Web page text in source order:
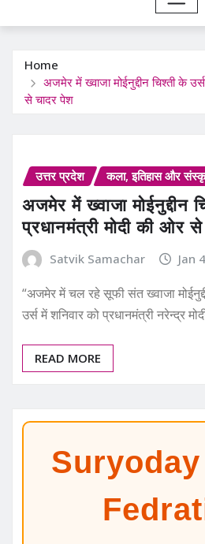
Home
अजमेर में ख्वाजा मोईनुद्दीन चिश्ती के
से चादर पेश
उत्तर प्रदेश कला, इतिहास और
अजमेर में ख्वाजा मोईनुद्दीन
प्रधानमंत्री मोदी की ओर
Satvik Samachar Jan
“अजमेर में चल रहे सूफी संत ख्वाजा
उर्स में शनिवार को प्रधानमंत्री नरेन्द्र
READ MORE